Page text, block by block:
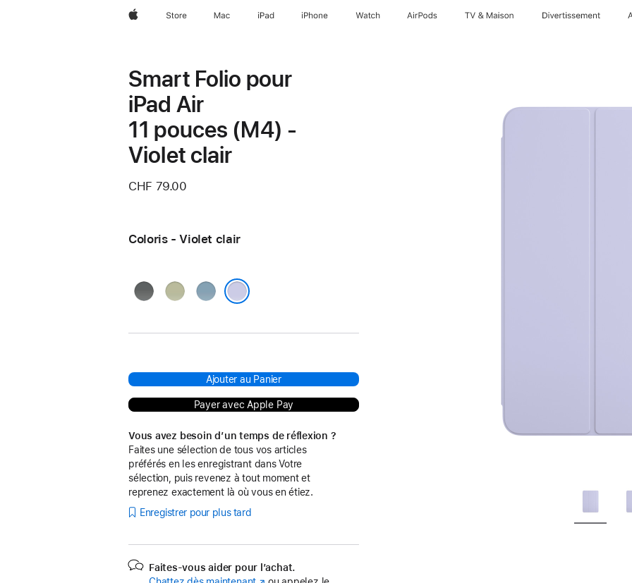
AppleStore Mac iPad iPhone Watch AirPods TV & Maison Divertissements
Smart Folio pour
iPad Air
11 pouces (M4) -
Violet clair
CHF 79.00
Coloris - Violet clair
Anthracite
SaugeDenim
Ajouter au Panier
Payer avec Apple Pay
Vous avez besoin d’un temps de réflexion ?
Faites une sélection de tous vos articles
préférés en les enregistrant dans Votre
sélection, puis revenez à tout moment et
reprenez exactement là où vous en étiez.
Enregistrer pour plus tard
Faites-vous aider pour l’achat.